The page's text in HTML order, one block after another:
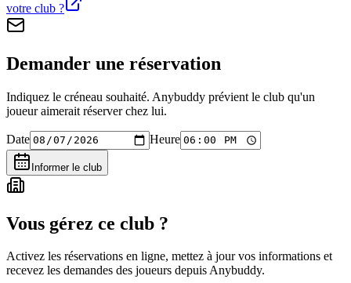
votre club ?
Demander une réservation
Indiquez le créneau souhaité. Anybuddy prévient le club qu'un
joueur aimerait réserver chez lui.
Date Heure
Informer le club
Vous gérez ce club ?
Activez les réservations en ligne, mettez à jour vos informations et
recevez les demandes des joueurs depuis Anybuddy.